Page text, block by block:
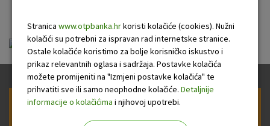
O nama Dnevno financijsko izvješće.pdf
Prijava na newsletter OTP banke
Stranica www.otpbanka.hrkoristi kolačiće (cookies). Nužni
kolačići su potrebni za ispravan rad internetske stranice.
Ostale kolačiće koristimo za bolje korisničko iskustvo i
prikaz relevantnih oglasa i sadržaja. Postavke kolačića
možete promijeniti na "Izmjeni postavke kolačića" te
prihvatiti sve ili samo neophodne kolačiće. Detaljnije
informacije o kolačićima i njihovoj upotrebi.